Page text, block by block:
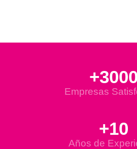
+3000
Empresas
+10
Años de